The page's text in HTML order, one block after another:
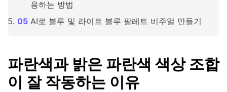
용하는 방법
AI로 블루 및 라이트 블루 팔레트 비주얼 만들기
파란색과 밝은 파란색 색상 조합
이 잘 작동하는 이유